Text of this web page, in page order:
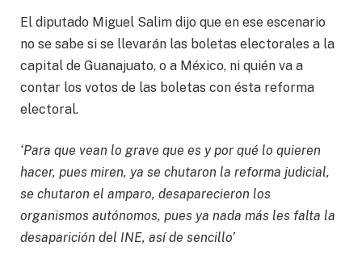
El diputado Miguel Salim dijo que en ese escenario
no se sabe si se llevarán las boletas electorales a la
capital de Guanajuato, o a México, ni quién va a
contar los votos de las boletas con ésta reforma
electoral.
‘Para que vean lo grave que es y por qué lo quieren
hacer, pues miren, ya se chutaron la reforma judicial,
se chutaron el amparo, desaparecieron los
organismos autónomos, pues ya nada más les falta la
desaparición del INE, así de sencillo’